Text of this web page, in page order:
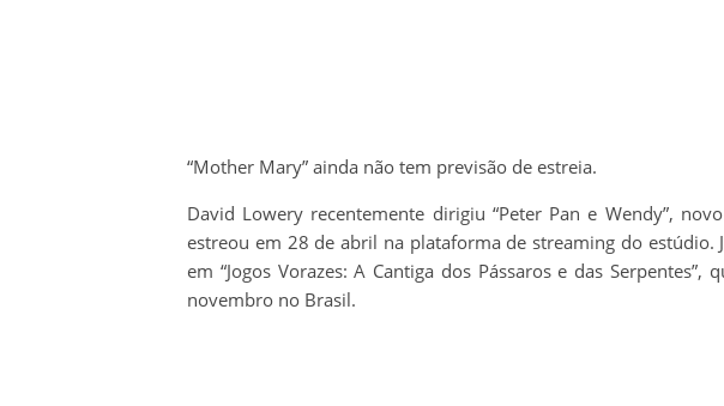
“Mother Mary” ainda não tem previsão de estreia.
David Lowery recentemente dirigiu “Peter Pan e Wendy”,
estreou em 28 de abril na plataforma de streaming do estúdio.
em “Jogos Vorazes: A Cantiga dos Pássaros e das
novembro no Brasil.